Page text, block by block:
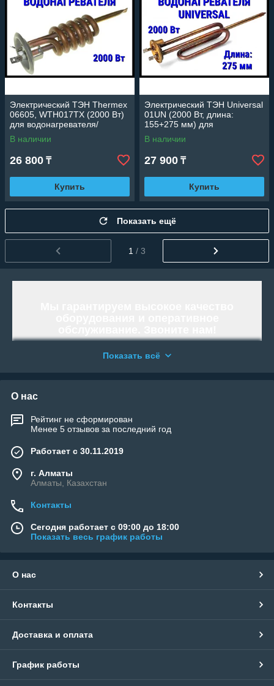
Электрический ТЭН Thermex
06605, WTH017TX (2000 Вт)
для водонагревателя/
бойлера
В наличии
26 800 ₸
Купить
Электрический ТЭН Universal
01UN (2000 Вт, длина:
155+275 мм) для
водонагревателя/ бойлера
В наличии
27 900 ₸
Купить
Показать ещё
1 / 3
по всей территории Республики
Показать всё
О нас
Рейтинг не сформирован
Менее 5 отзывов за последний год
Работает с 30.11.2019
г. Алматы
Алматы, Казахстан
Контакты
Сегодня работает с 09:00 до 18:00
Показать весь график работы
О нас
Контакты
Доставка и оплата
График работы